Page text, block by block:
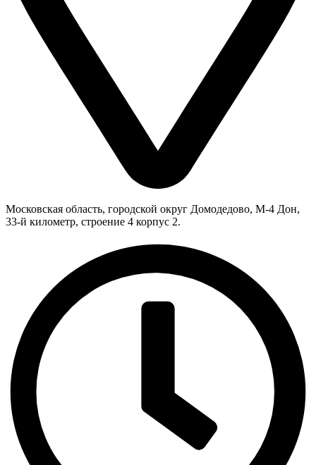
Московская область, городской округ Домодедово, М-4 Дон,
33-й километр, строение 4 корпус 2.